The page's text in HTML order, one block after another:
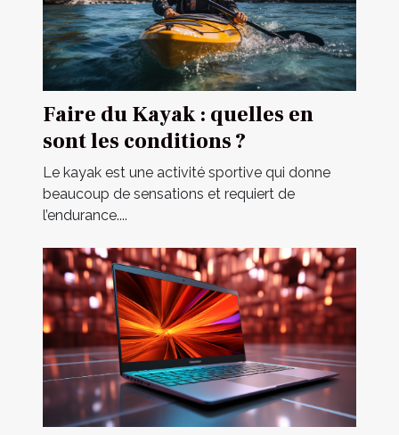
Faire du Kayak : quelles en
sont les conditions ?
Le kayak est une activité sportive qui donne
beaucoup de sensations et requiert de
l’endurance....